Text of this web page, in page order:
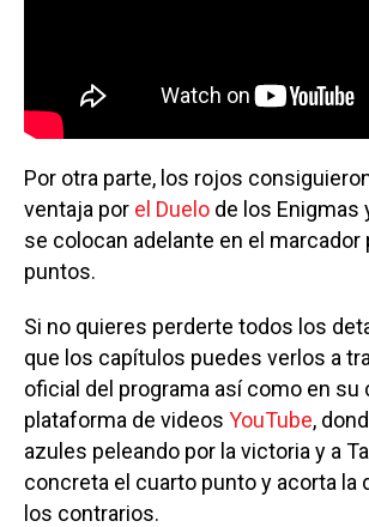
Por otra parte, los rojos
ventaja por el Duelo de los Enigmas
se colocan adelante en el marcador
puntos.
Si no quieres perderte todos los
que los capítulos puedes verlos a
oficial del programa así como en su
plataforma de videos YouTube,
azules peleando por la victoria y a
concreta el cuarto punto y acorta la
los contrarios.